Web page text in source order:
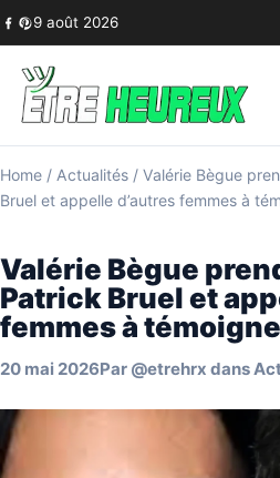
Skip to content
9 août 2026
Home / Actualités / Valérie Bègue
Bruel et appelle d’autres femmes à
Valérie Bègue
Patrick Bruel et
femmes à
20 mai 2026Par @etrehrx dans